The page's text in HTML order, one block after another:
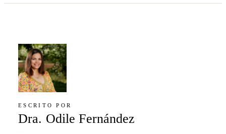
ESCRITO POR
Dra. Odile Fernández